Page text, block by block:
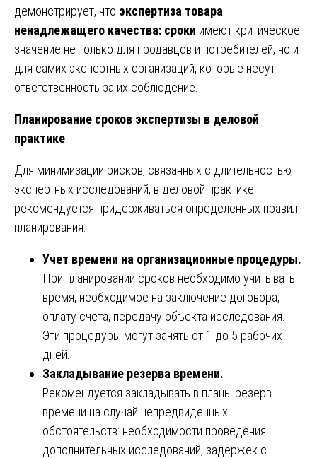
демонстрирует, что экспертиза товара
ненадлежащего качества: сроки имеют критическое
значение не только для продавцов и потребителей, но и
для самих экспертных организаций, которые несут
ответственность за их соблюдение.
Планирование сроков экспертизы в деловой
практике
Для минимизации рисков, связанных с длительностью
экспертных исследований, в деловой практике
рекомендуется придерживаться определенных правил
планирования.
Учет времени на организационные процедуры.
При планировании сроков необходимо учитывать
время, необходимое на заключение договора,
оплату счета, передачу объекта исследования.
Эти процедуры могут занять от 1 до 5 рабочих
дней.
Закладывание резерва времени.
Рекомендуется закладывать в планы резерв
времени на случай непредвиденных
обстоятельств: необходимости проведения
дополнительных исследований, задержек с